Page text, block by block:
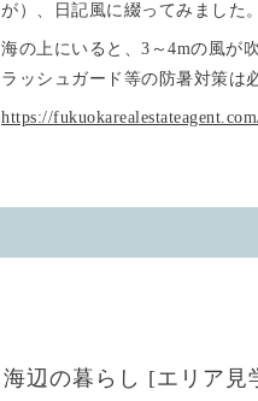
が）、日記風に綴ってみました。
海の上にいると、3～4mの風が
ラッシュガード等の防暑対策は
https://
海辺の暮らし [エリア